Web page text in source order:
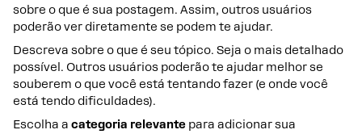
sobre o que é sua postagem. Assim, outros usuários
poderão ver diretamente se podem te ajudar.
Descreva sobre o que é seu tópico. Seja o mais detalhado
possível. Outros usuários poderão te ajudar melhor se
souberem o que você está tentando fazer (e onde você
está tendo dificuldades).
Escolha a categoria relevante para adicionar sua